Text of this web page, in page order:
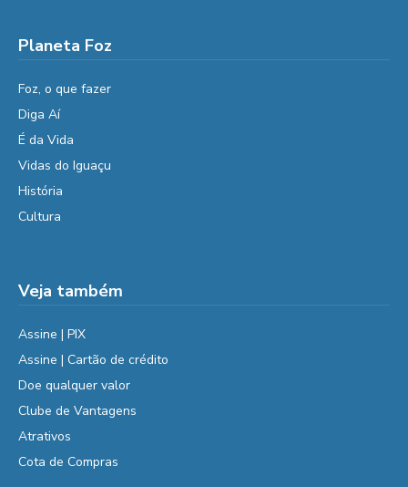
Planeta Foz
Foz, o que fazer
Diga Aí
É da Vida
Vidas do Iguaçu
História
Cultura
Veja também
Assine | PIX
Assine | Cartão de crédito
Doe qualquer valor
Clube de Vantagens
Atrativos
Cota de Compras